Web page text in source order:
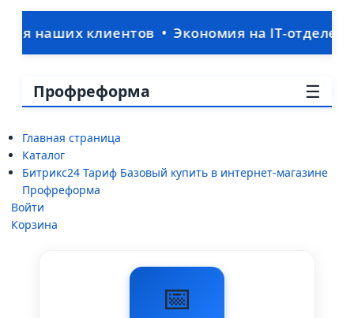
клиентов • Экономия на IT-отделе: ваша
Профреформа ☰
Главная страница
Каталог
Битрикс24 Тариф Базовый купить в интернет-магазине
Профреформа
Войти
Корзина
📅